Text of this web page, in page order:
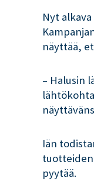
Nyt alkava
näyttää,
– Halusin
Iän
tuotteiden
pyytää.